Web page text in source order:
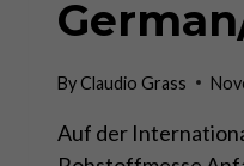
ByClaudio Grass
Auf der